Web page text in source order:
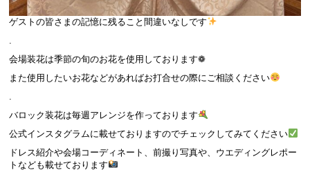
ゲストの皆さまの記憶に残ること間違いなしです
.
会場装花は季節の旬のお花を使用しております❁
また使用したいお花などがあればお打合せの際にご相談ください
.
バロック装花は毎週アレンジを作っております
公式インスタグラムに載せておりますのでチェックしてみてください
ドレス紹介や会場コーディネート、前撮り写真や、ウエディングレポー
トなども載せております